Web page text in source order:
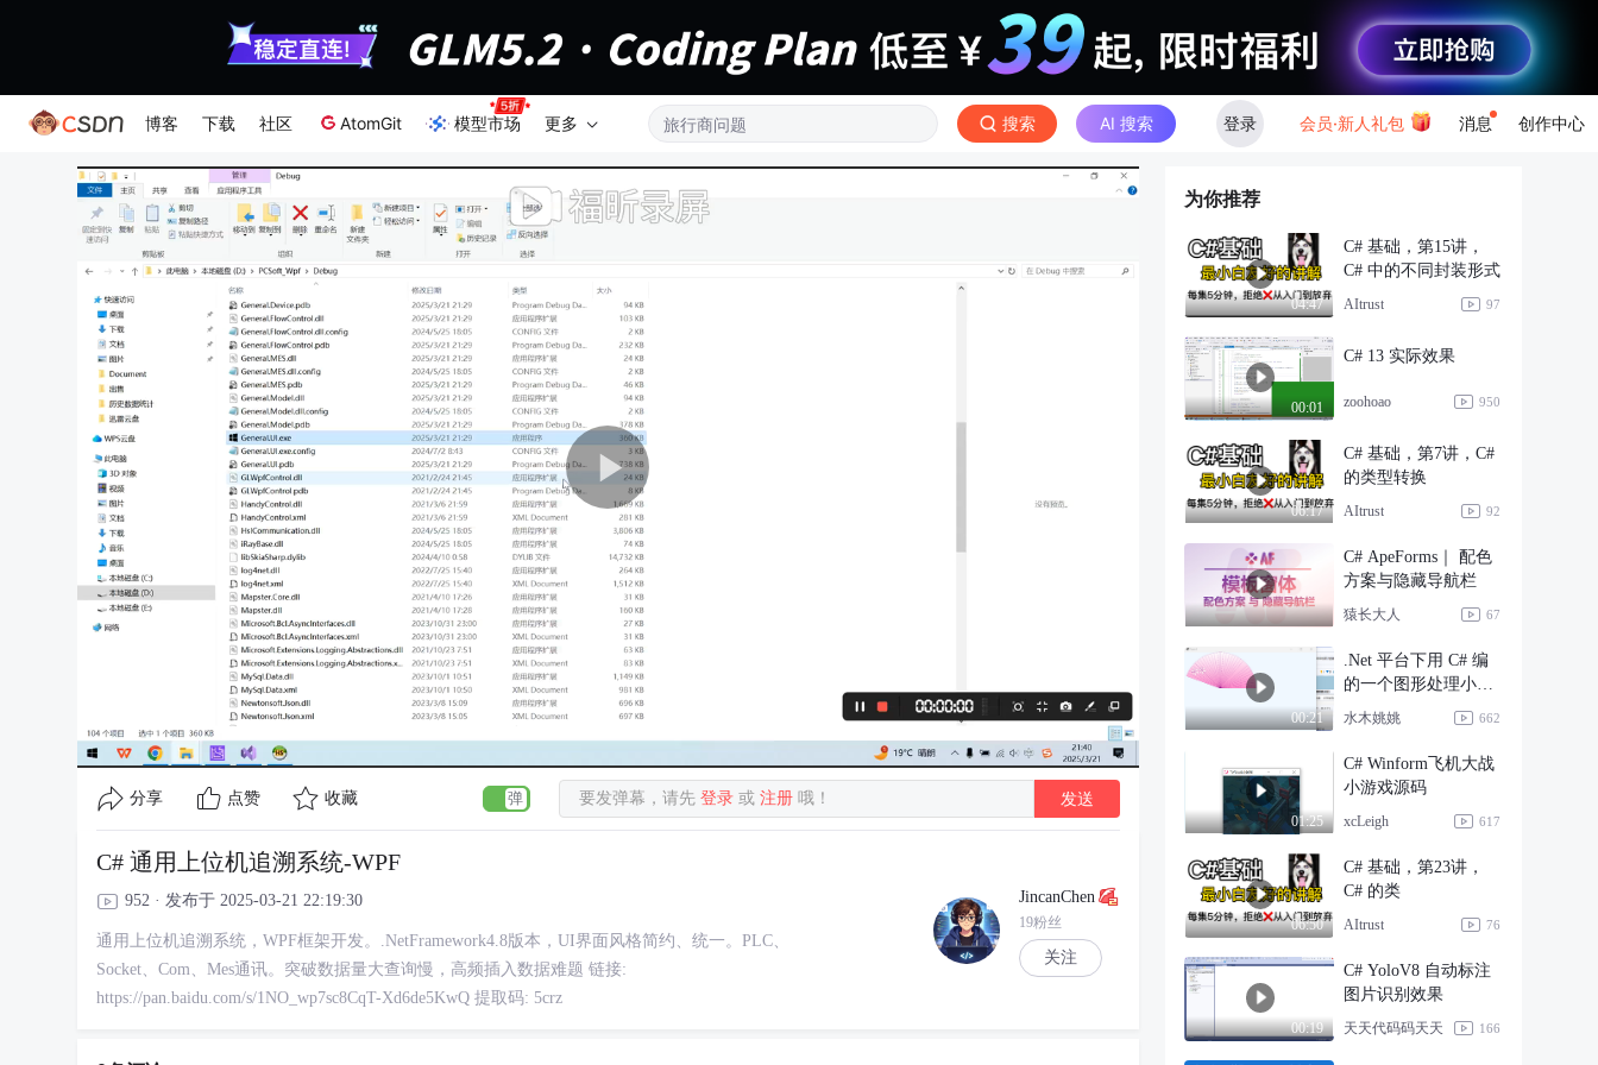
博客 下载 社区 AtomGit 模型市场 更多 搜索 AI 搜索 登录 会员·新人礼包 消息 创作中心
分享 点赞 收藏 要发弹幕，请先登录 或注册 哦！ 发送
C# 通用上位机追溯系统-WPF
952 · 发布于 2025-03-21 22:19:30
通用上位机追溯系统，WPF框架开发。.NetFramework4.8版本，UI界面风格简约、统一。PLC、
Socket、Com、Mes通讯。突破数据量大查询慢，高频插入数据难题 链接:
https://pan.baidu.com/s/1NO_wp7sc8CqT-Xd6de5KwQ 提取码: 5crz
JincanChen
19粉丝
关注
为你推荐
04:47
C# 基础，第15讲，
C# 中的不同封装形式
AItrust 97
00:01
C# 13 实际效果
zoohoao 950
06:17
C# 基础，第7讲，C#
的类型转换
AItrust 92
C# ApeForms｜ 配色
方案与隐藏导航栏
猿长大人 67
00:21
.Net 平台下用 C# 编
的一个图形处理小程
序
水木姚姚 662
01:25
C# Winform飞机大战
小游戏源码
xcLeigh 617
06:50
C# 基础，第23讲，
C# 的类
AItrust 76
00:19
C# YoloV8 自动标注
图片识别效果
天天代码码天天 166